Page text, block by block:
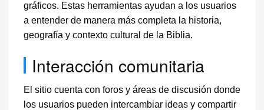
gráficos. Estas herramientas ayudan a los usuarios
a entender de manera más completa la historia,
geografía y contexto cultural de la Biblia.
Interacción comunitaria
El sitio cuenta con foros y áreas de discusión donde
los usuarios pueden intercambiar ideas y compartir